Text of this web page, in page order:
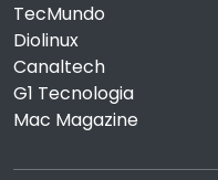
TecMundo
Diolinux
Canaltech
G1 Tecnologia
Mac Magazine